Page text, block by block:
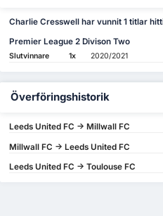
Charlie Cresswell har vunnit 1 titlar
Premier League 2 Divison Two
Slutvinnare 1x 2020/2021
Överföringshistorik
Leeds United FC -> Millwall FC
Millwall FC -> Leeds United FC
Leeds United FC -> Toulouse FC